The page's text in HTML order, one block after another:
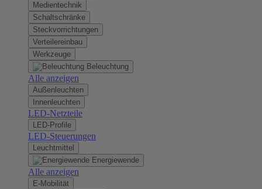
Medientechnik
Schaltschränke
Steckvorrichtungen
Verteilereinbau
Werkzeuge
Beleuchtung
Alle anzeigen
Außenleuchten
Innenleuchten
LED-Netzteile
LED-Profile
LED-Steuerungen
Leuchtmittel
Energiewende
Alle anzeigen
E-Mobilität